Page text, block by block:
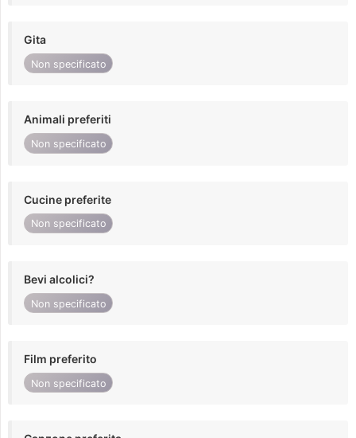
Gita
Non specificato
Animali preferiti
Non specificato
Cucine preferite
Non specificato
Bevi alcolici?
Non specificato
Film preferito
Non specificato